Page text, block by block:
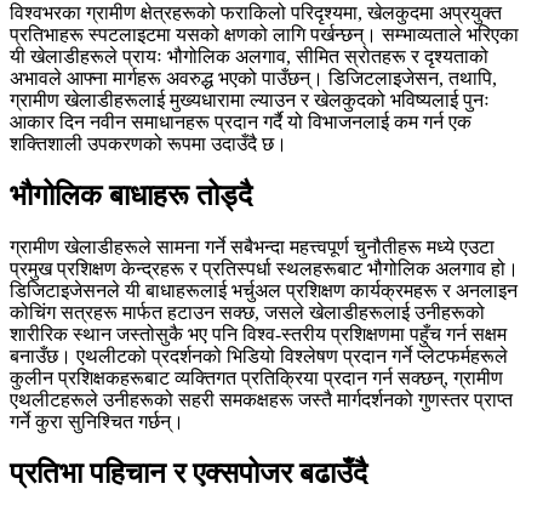
विश्वभरका ग्रामीण क्षेत्रहरूको फराकिलो परिदृश्यमा, खेलकुदमा अप्रयुक्त
प्रतिभाहरू स्पटलाइटमा यसको क्षणको लागि पर्खन्छन्। सम्भाव्यताले भरिएका
यी खेलाडीहरूले प्रायः भौगोलिक अलगाव, सीमित स्रोतहरू र दृश्यताको
अभावले आफ्ना मार्गहरू अवरुद्ध भएको पाउँछन्। डिजिटलाइजेसन, तथापि,
ग्रामीण खेलाडीहरूलाई मुख्यधारामा ल्याउन र खेलकुदको भविष्यलाई पुनः
आकार दिन नवीन समाधानहरू प्रदान गर्दै यो विभाजनलाई कम गर्न एक
शक्तिशाली उपकरणको रूपमा उदाउँदै छ।
भौगोलिक बाधाहरू तोड्दै
ग्रामीण खेलाडीहरूले सामना गर्ने सबैभन्दा महत्त्वपूर्ण चुनौतीहरू मध्ये एउटा
प्रमुख प्रशिक्षण केन्द्रहरू र प्रतिस्पर्धा स्थलहरूबाट भौगोलिक अलगाव हो।
डिजिटाइजेसनले यी बाधाहरूलाई भर्चुअल प्रशिक्षण कार्यक्रमहरू र अनलाइन
कोचिंग सत्रहरू मार्फत हटाउन सक्छ, जसले खेलाडीहरूलाई उनीहरूको
शारीरिक स्थान जस्तोसुकै भए पनि विश्व-स्तरीय प्रशिक्षणमा पहुँच गर्न सक्षम
बनाउँछ। एथलीटको प्रदर्शनको भिडियो विश्लेषण प्रदान गर्ने प्लेटफर्महरूले
कुलीन प्रशिक्षकहरूबाट व्यक्तिगत प्रतिक्रिया प्रदान गर्न सक्छन्, ग्रामीण
एथलीटहरूले उनीहरूको सहरी समकक्षहरू जस्तै मार्गदर्शनको गुणस्तर प्राप्त
गर्ने कुरा सुनिश्चित गर्छन्।
प्रतिभा पहिचान र एक्सपोजर बढाउँदै